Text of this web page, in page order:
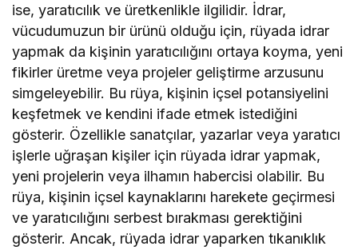
ise, yaratıcılık ve üretkenlikle ilgilidir. İdrar,
vücudumuzun bir ürünü olduğu için, rüyada idrar
yapmak da kişinin yaratıcılığını ortaya koyma, yeni
fikirler üretme veya projeler geliştirme arzusunu
simgeleyebilir. Bu rüya, kişinin içsel potansiyelini
keşfetmek ve kendini ifade etmek istediğini
gösterir. Özellikle sanatçılar, yazarlar veya yaratıcı
işlerle uğraşan kişiler için rüyada idrar yapmak,
yeni projelerin veya ilhamın habercisi olabilir. Bu
rüya, kişinin içsel kaynaklarını harekete geçirmesi
ve yaratıcılığını serbest bırakması gerektiğini
gösterir. Ancak, rüyada idrar yaparken tıkanıklık